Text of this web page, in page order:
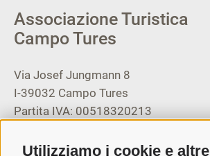
Utilizziamo i cookie e altre
Associazione Turistica
Campo Tures
Via Josef Jungmann 8
I-39032 Campo Tures
Partita IVA: 00518320213
T+39 0474 678076